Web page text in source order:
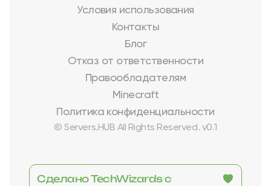
Условия использования
Контакты
Блог
Отказ от ответственности
Правообладателям
Minecraft
Политика конфиденциальности
© Servers.HUB All Rights Reserved. v0.1
Сделано TechWizards с